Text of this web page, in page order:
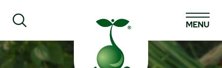
Prohledat PRO-BIO
MENU